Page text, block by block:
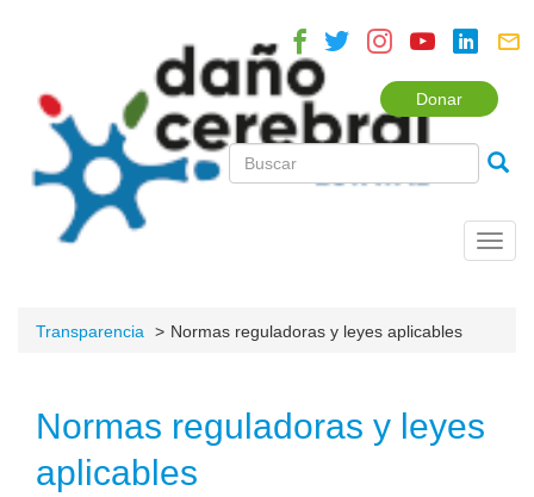
Donar
Transparencia Normas reguladoras y leyes aplicables
Normas reguladoras y leyes
aplicables